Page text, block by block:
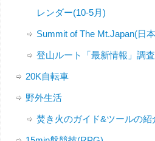
レンダー(10-5月)
Summit of The Mt.Japan(日
登山ルート「最新情報」調
20K自転車
野外生活
焚き火のガイド&ツールの紹